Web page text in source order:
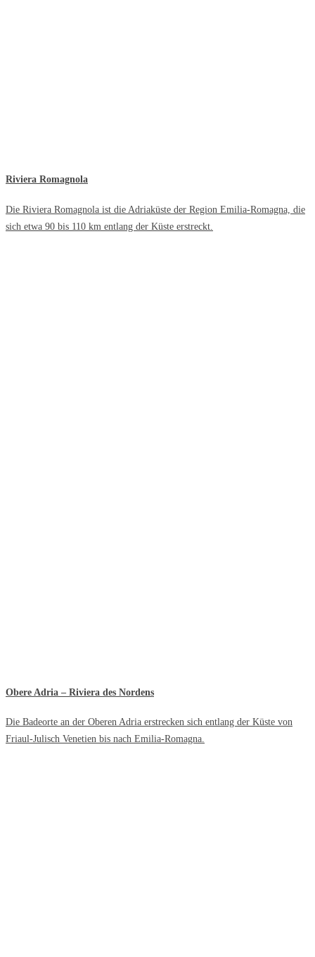
Riviera Romagnola
Die Riviera Romagnola ist die Adriaküste der Region Emilia-Romagna, die
sich etwa 90 bis 110 km entlang der Küste erstreckt.
Obere Adria – Riviera des Nordens
Die Badeorte an der Oberen Adria erstrecken sich entlang der Küste von
Friaul-Julisch Venetien bis nach Emilia-Romagna.